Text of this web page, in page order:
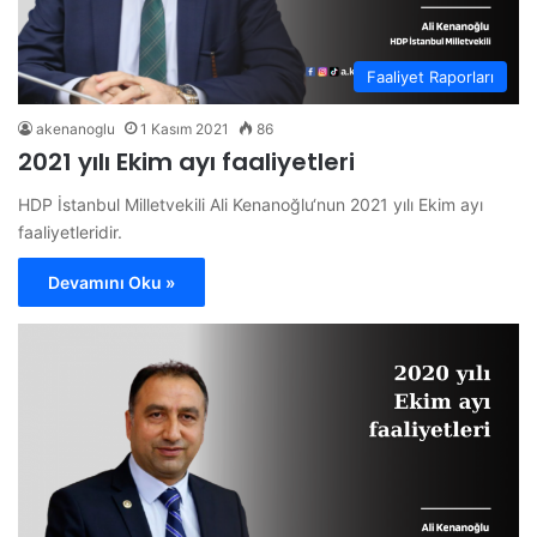
Faaliyet Raporları
akenanoglu 1 Kasım 2021 86
2021 yılı Ekim ayı faaliyetleri
HDP İstanbul Milletvekili Ali Kenanoğlu‘nun 2021 yılı Ekim ayı
faaliyetleridir.
Devamını Oku »